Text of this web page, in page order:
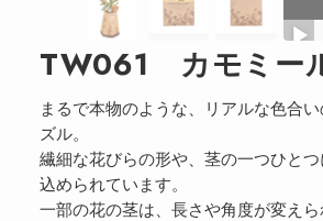
TW061 カモミー
まるで本物のような、リアルな色合
ズル。
繊細な花びらの形や、茎の一つひと
込められています。
一部の花の茎は、長さや角度が変え